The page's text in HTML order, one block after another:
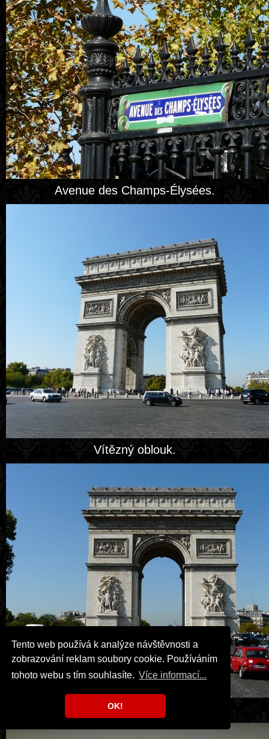
Tento web používá k analýze návštěvnosti a
zobrazování reklam soubory cookie. Používáním
tohoto webu s tím souhlasíte. Více informací...
OK!
Avenue des Champs-Élysées.
Vítězný oblouk.
Vítězný oblouk.